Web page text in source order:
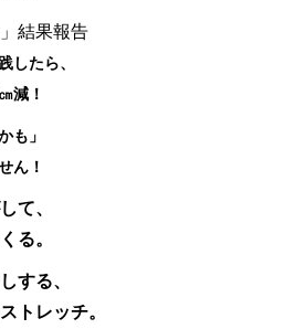
結果報告
したら、
減！
も」
ん！
て、
る。
する、
トレッチ。